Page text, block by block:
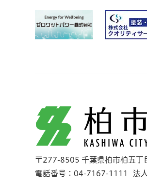
柏市
〒277-8505 千葉県柏市柏五丁
電話番号：04-7167-1111
法